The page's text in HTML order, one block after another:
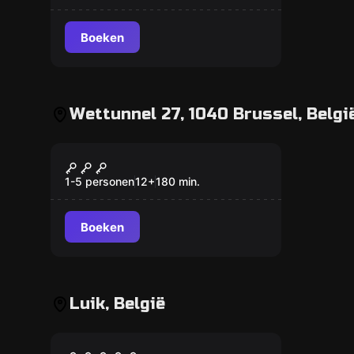
Boeken
Wettunnel 27, 1040 Brussel,
World City Trail
1-5 personen12+180 min.
Boeken
Luik, België